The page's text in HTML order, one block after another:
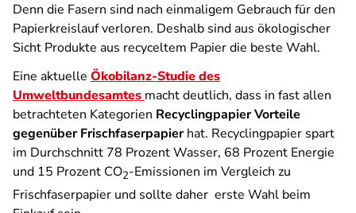
Denn die Fasern sind nach einmaligem Gebrauch für den
Papierkreislauf verloren. Deshalb sind aus ökologischer
Sicht Produkte aus recyceltem Papier die beste Wahl.
Eine aktuelle Ökobilanz-Studie des
Umweltbundesamtes macht deutlich, dass in fast allen
betrachteten Kategorien Recyclingpapier Vorteile
gegenüber Frischfaserpapierhat. Recyclingpapier spart
im Durchschnitt 78 Prozent Wasser, 68 Prozent Energie
und 15 Prozent CO2-Emissionen im Vergleich zu
Frischfaserpapier und sollte daher erste Wahl beim